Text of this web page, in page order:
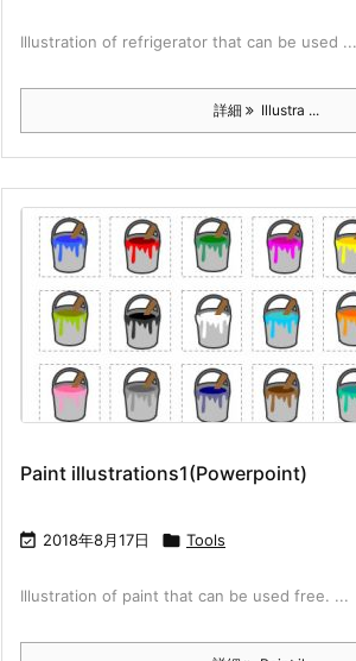
Illustration of refrigerator that can be used ...
詳細 Illustra ...
Paint illustrations1(Powerpoint)
 2018年8月17日  Tools
Illustration of paint that can be used free. ...